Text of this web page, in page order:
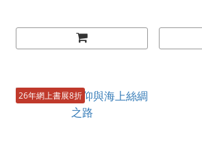
26年網上書展8折